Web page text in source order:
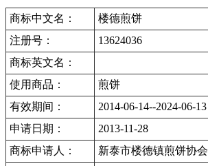
商标中文名：
楼德煎饼
注册号：
13624036
商标英文名：
使用商品：
煎饼
有效期间：
2014-06-14--2024-06-13
申请日期：
2013-11-28
商标申请人：
新泰市楼德镇煎饼协会